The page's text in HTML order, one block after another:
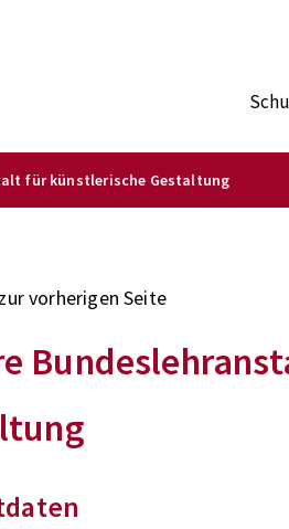
für künstlerische Gestaltung
vorherigen Seite